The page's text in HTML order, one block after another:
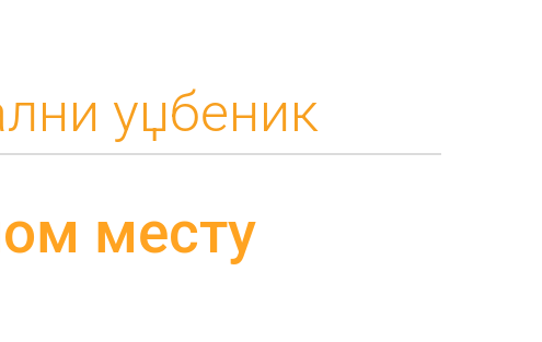
уџбеник
месту